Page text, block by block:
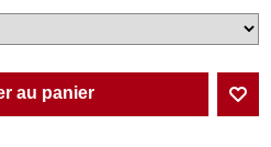
au panier